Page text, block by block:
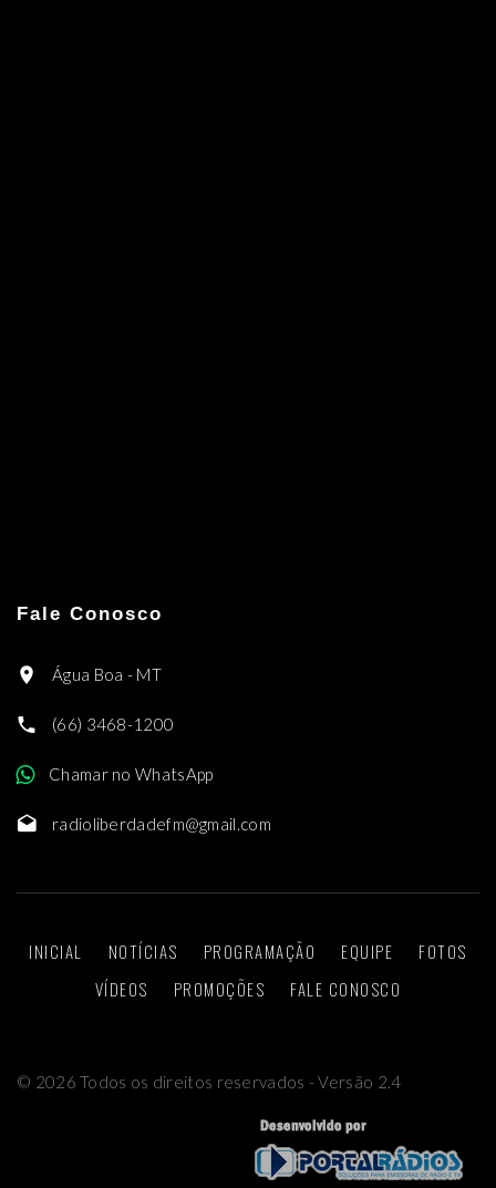
Fale Conosco
Água Boa - MT
(66) 3468-1200
Chamar no WhatsApp
radioliberdadefm@gmail.com
INICIAL NOTÍCIAS PROGRAMAÇÃO EQUIPE
FOTOS
VÍDEOS
PROMOÇÕES FALE CONOSCO
© 2026 Todos os direitos reservados - Versão 2.4